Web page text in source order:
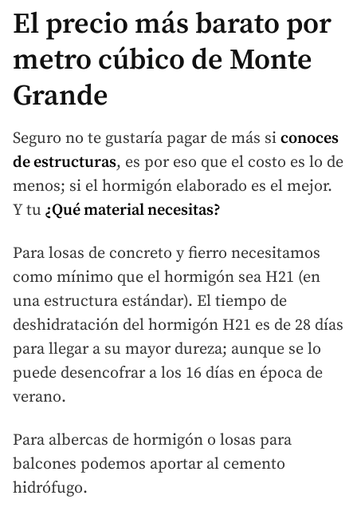
El precio más barato por
metro cúbico de Monte
Grande
Seguro no te gustaría pagar de más si conoces
de estructuras, es por eso que el costo es lo de
menos; si el hormigón elaborado es el mejor.
Y tu ¿Qué material necesitas?
Para losas de concreto y fierro necesitamos
como mínimo que el hormigón sea H21 (en
una estructura estándar). El tiempo de
deshidratación del hormigón H21 es de 28 días
para llegar a su mayor dureza; aunque se lo
puede desencofrar a los 16 días en época de
verano.
Para albercas de hormigón o losas para
balcones podemos aportar al cemento
hidrófugo.